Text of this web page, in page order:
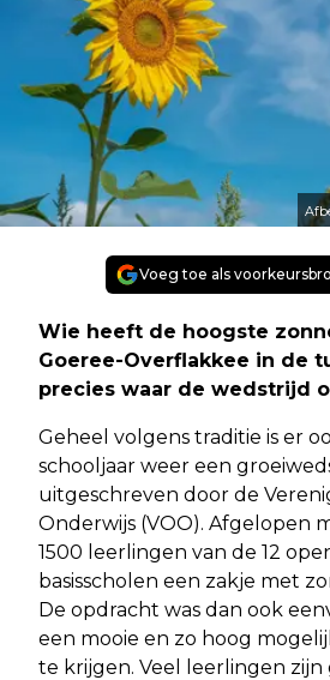
Voeg toe als
Wie heeft de hoogste
Goeree-Overflakkee in de
precies waar de wedstrijd
Geheel volgens traditie is er
schooljaar weer een
uitgeschreven door de
Onderwijs (VOO). Afgelopen
1500 leerlingen van de 12
basisscholen een zakje met
De opdracht was dan ook
een mooie en zo hoog
te krijgen. Veel leerlingen zijn